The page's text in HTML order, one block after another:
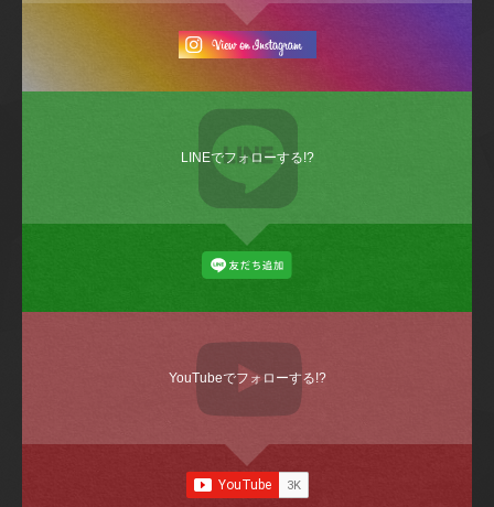
LINEでフォローする!?
YouTubeでフォローする!?